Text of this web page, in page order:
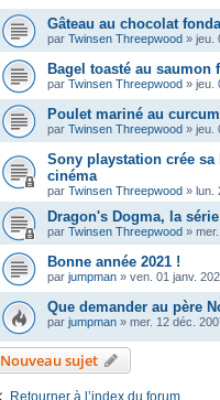
Gâteau au chocolat
par Twinsen Threepwood » jeu.
Bagel toasté au saumon
par Twinsen Threepwood » jeu.
Poulet mariné au
par Twinsen Threepwood » jeu.
Sony playstation crée
cinéma
par Twinsen Threepwood » lun.
Dragon's Dogma, la
par Twinsen Threepwood »
Bonne année 2021 !
par jumpman » ven. 01 janv.
Que demander au père
par jumpman » mer. 12 déc.
Nouveau sujet
Retourner à l’index du forum